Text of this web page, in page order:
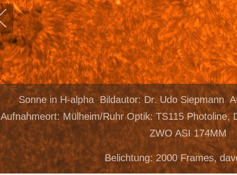
Sonne in H-alpha Bildautor: Dr. Udo Siepmann
Aufnahmeort: Mülheim/Ruhr Optik: TS115 Photoline,
ZWO ASI 174MM
Belichtung: 2000 Frames,